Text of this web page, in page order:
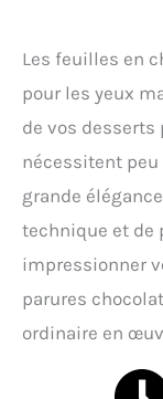
Les feuilles en
pour les yeux
de vos desserts
nécessitent
grande
technique et de
impressionner
parures
ordinaire en